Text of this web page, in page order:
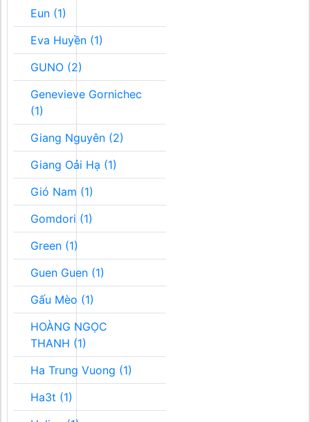
Eun (1)
Eva Huyền (1)
GUNO (2)
Genevieve Gornichec
(1)
Giang Nguyên (2)
Giang Oải Hạ (1)
Gió Nam (1)
Gomdori (1)
Green (1)
Guen Guen (1)
Gấu Mèo (1)
HOÀNG NGỌC
THANH (1)
Ha Trung Vuong (1)
Ha3t (1)